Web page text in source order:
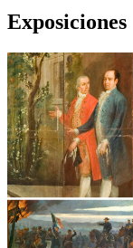
Exposiciones